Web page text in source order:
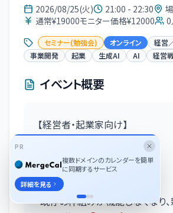
2026/08/25(火) 21:00 - 22:30
通常¥19000モニター価格¥12000
0
セミナー(勉強会) オンライン
経営
事業開発
起業 生成AI AI 経営
イベント概要
【経営者・起業家向け】
AIパラダイムシフトに備える!!
〜AIと事業の今後について〜
■ セミナー概要
既存の枠組みが機能しなくなり
PR
複数ドメインのカレンダーを簡単
に同期するサービス
詳細を見る